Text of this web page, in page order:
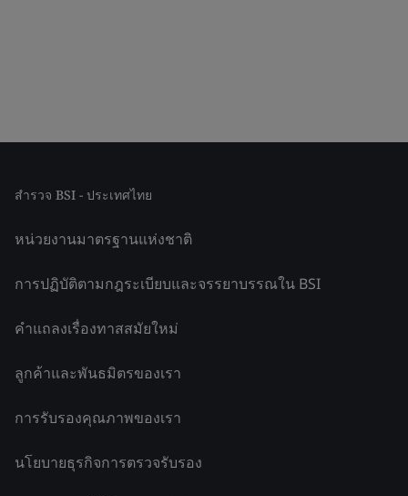
สำรวจ BSI - ประเทศไทย
หน่วยงานมาตรฐานแห่งชาติ
การปฏิบัติตามกฎระเบียบและจรรยาบรรณใน BSI
คำแถลงเรื่องทาสสมัยใหม่
ลูกค้าและพันธมิตรของเรา
การรับรองคุณภาพของเรา
นโยบายธุรกิจการตรวจรับรอง